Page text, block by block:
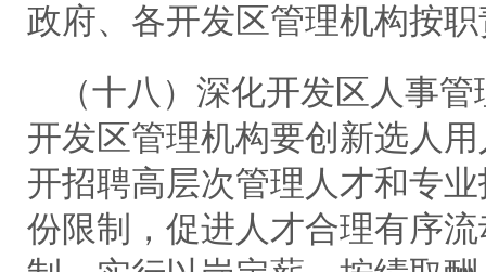
政府、各开发区管理机构按
（十八）深化开发区人事
开发区管理机构要创新选人
开招聘高层次管理人才和专
份限制，促进人才合理有序